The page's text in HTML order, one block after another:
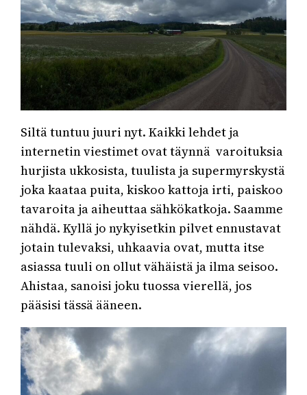
Siltä tuntuu juuri nyt. Kaikki lehdet ja
internetin viestimet ovat täynnä varoituksia
hurjista ukkosista, tuulista ja supermyrskystä
joka kaataa puita, kiskoo kattoja irti, paiskoo
tavaroita ja aiheuttaa sähkökatkoja. Saamme
nähdä. Kyllä jo nykyisetkin pilvet ennustavat
jotain tulevaksi, uhkaavia ovat, mutta itse
asiassa tuuli on ollut vähäistä ja ilma seisoo.
Ahistaa, sanoisi joku tuossa vierellä, jos
pääsisi tässä ääneen.